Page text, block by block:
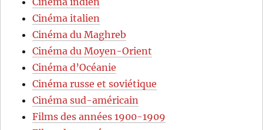
Cinéma italien
Cinéma du Maghreb
Cinéma du Moyen-Orient
Cinéma d’Océanie
Cinéma russe et soviétique
Cinéma sud-américain
Films des années 1900-1909